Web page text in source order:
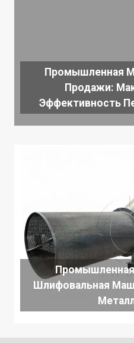
Промышленная
Продажи:
Эффективность
Шлифовальная